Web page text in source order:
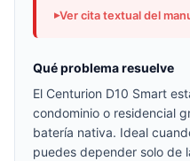
Ver cita textual del
Qué problema resuelve
El Centurion D10 Smart
condominio o residencial
batería nativa. Ideal
puedes depender solo de